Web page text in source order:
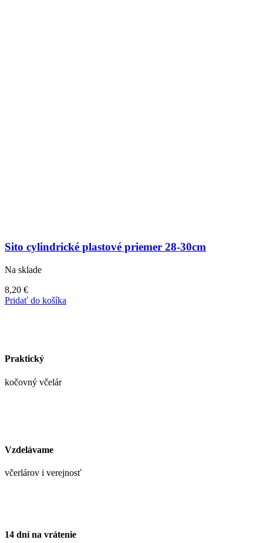
Sito cylindrické plastové priemer 28-30cm
Na sklade
8,20 €
Pridať do košíka
Praktický
kočovný včelár
Vzdelávame
včerlárov i verejnosť
14 dní na vrátenie